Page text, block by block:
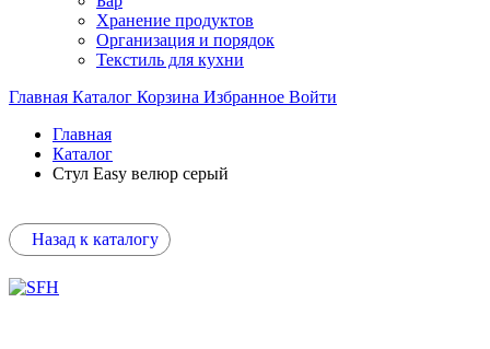
Хранение продуктов
Организация и порядок
Текстиль для кухни
Главная Каталог Корзина Избранное Войти
Главная
Каталог
Стул Easy велюр серый
Назад к каталогу